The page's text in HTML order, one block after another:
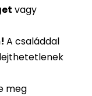
vagy
! A családdal
meg